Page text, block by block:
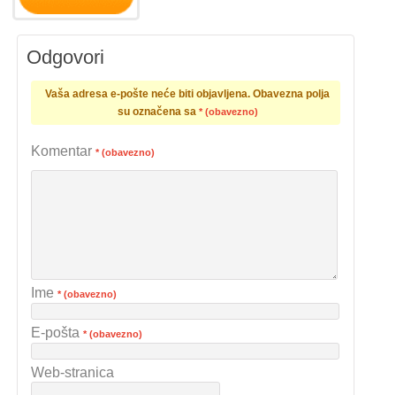
Odgovori
Vaša adresa e-pošte neće biti objavljena. Obavezna polja
su označena sa * (obavezno)
Komentar * (obavezno)
Ime * (obavezno)
E-pošta * (obavezno)
Web-stranica